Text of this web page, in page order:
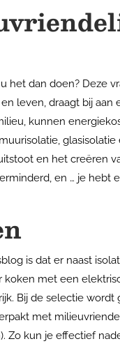
het dan doen? Deze
leven, draagt bij aan
kunnen
glasisolatie
en het creëren
en … je hebt
is dat er naast
koken met een
Bij de selectie wordt
met
Zo kun je effectief